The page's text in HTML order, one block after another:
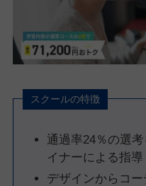
スクールの特徴
通過率24％の選
イナーによる指導
デザインからコ